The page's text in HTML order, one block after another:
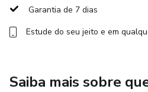
Garantia de 7 dias
Estude do seu jeito e em
Saiba mais sobre